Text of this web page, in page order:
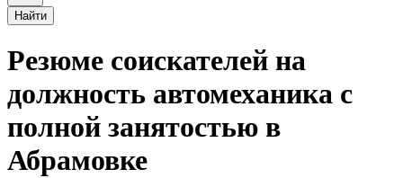
Найти
Резюме соискателей на
должность автомеханика с
полной занятостью в
Абрамовке